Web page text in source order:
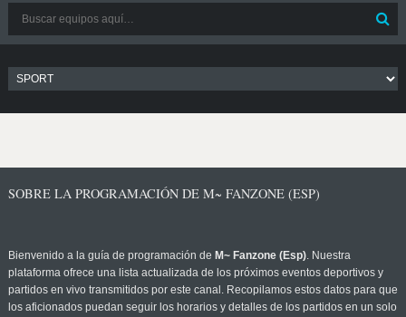
SOBRE LA PROGRAMACIÓN DE M~ FANZONE (ESP)
Bienvenido a la guía de programación de M~ Fanzone (Esp). Nuestra
plataforma ofrece una lista actualizada de los próximos eventos deportivos y
partidos en vivo transmitidos por este canal. Recopilamos estos datos para que
los aficionados puedan seguir los horarios y detalles de los partidos en un solo